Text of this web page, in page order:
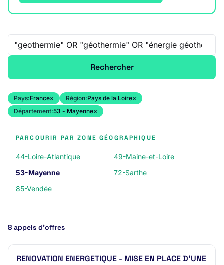
Recherche libre
Rechercher
Pays:France× Région:Pays de la Loire×
Département:53 - Mayenne×
PARCOURIR PAR ZONE GÉOGRAPHIQUE
44-Loire-Atlantique
49-Maine-et-Loire
53-Mayenne
72-Sarthe
85-Vendée
8 appels d’offres
RENOVATION ENERGETIQUE - MISE EN PLACE D'UNE